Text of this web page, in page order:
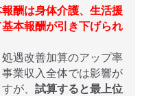
酬は身体介護、生活援
本報酬が引き下げられ
遇改善加算のアップ率
業収入全体では影響が
が、 試算すると最上位